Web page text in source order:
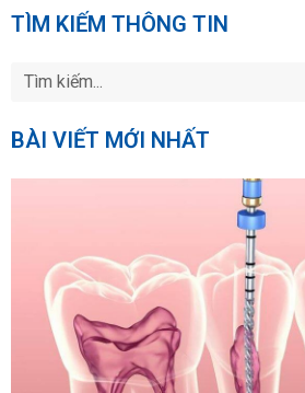
TÌM KIẾM THÔNG TIN
BÀI VIẾT MỚI NHẤT